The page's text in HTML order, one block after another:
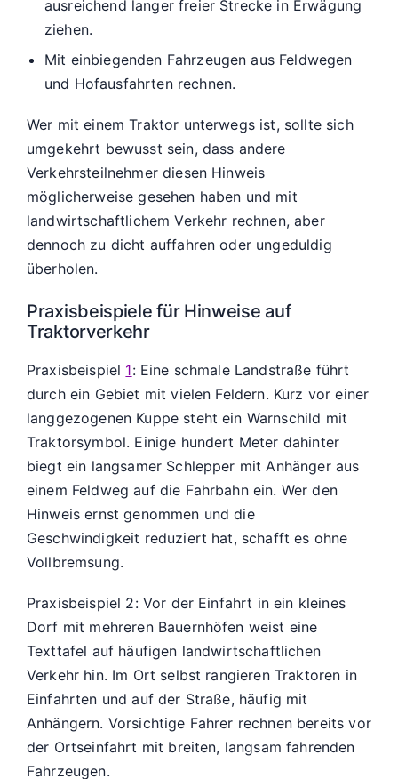
ausreichend langer freier Strecke in Erwägung
ziehen.
Mit einbiegenden Fahrzeugen aus Feldwegen
und Hofausfahrten rechnen.
Wer mit einem Traktor unterwegs ist, sollte sich
umgekehrt bewusst sein, dass andere
Verkehrsteilnehmer diesen Hinweis
möglicherweise gesehen haben und mit
landwirtschaftlichem Verkehr rechnen, aber
dennoch zu dicht auffahren oder ungeduldig
überholen.
Praxisbeispiele für Hinweise auf
Traktorverkehr
Praxisbeispiel 1: Eine schmale Landstraße führt
durch ein Gebiet mit vielen Feldern. Kurz vor einer
langgezogenen Kuppe steht ein Warnschild mit
Traktorsymbol. Einige hundert Meter dahinter
biegt ein langsamer Schlepper mit Anhänger aus
einem Feldweg auf die Fahrbahn ein. Wer den
Hinweis ernst genommen und die
Geschwindigkeit reduziert hat, schafft es ohne
Vollbremsung.
Praxisbeispiel 2: Vor der Einfahrt in ein kleines
Dorf mit mehreren Bauernhöfen weist eine
Texttafel auf häufigen landwirtschaftlichen
Verkehr hin. Im Ort selbst rangieren Traktoren in
Einfahrten und auf der Straße, häufig mit
Anhängern. Vorsichtige Fahrer rechnen bereits vor
der Ortseinfahrt mit breiten, langsam fahrenden
Fahrzeugen.